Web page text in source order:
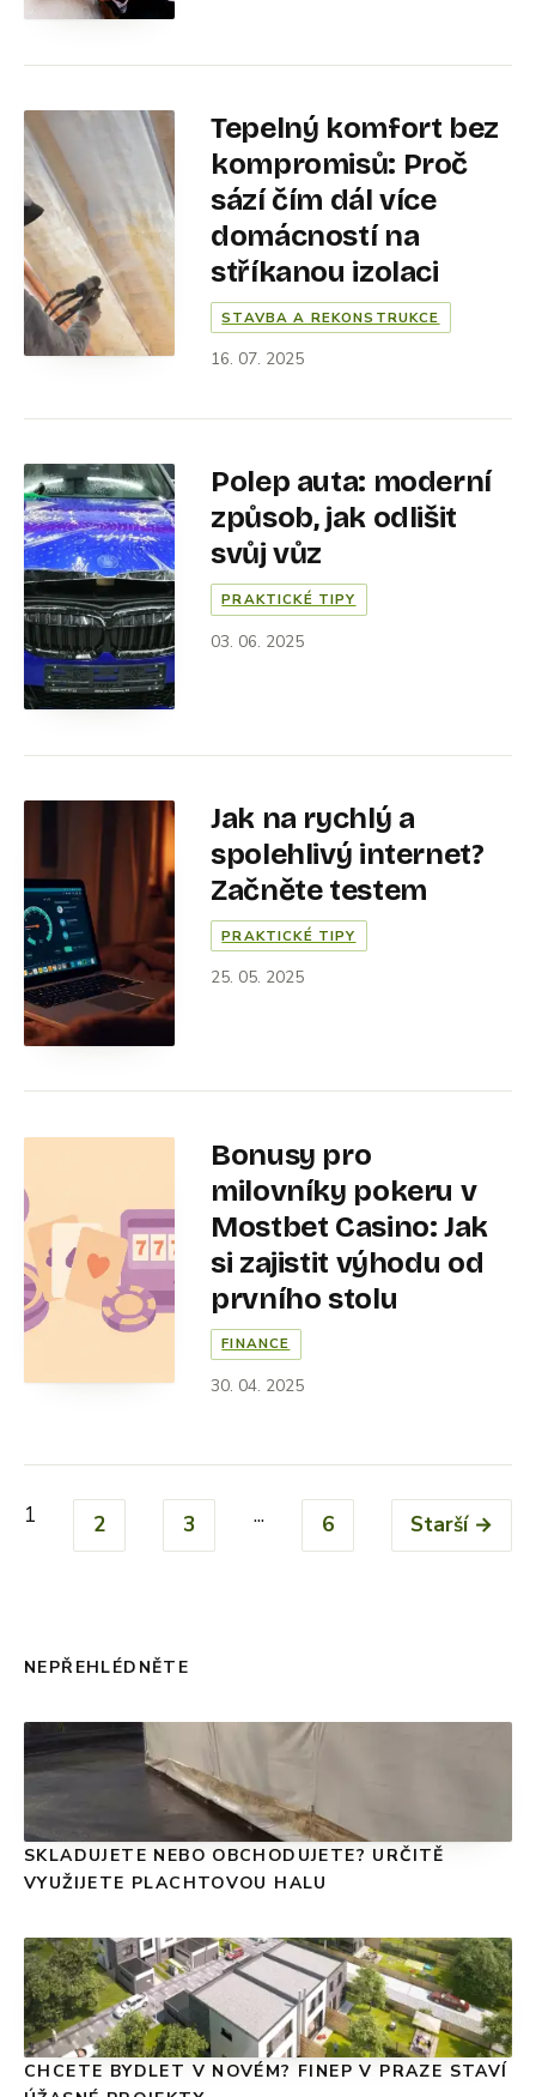
Tepelný komfort bez
kompromisů: Proč
sází čím dál více
domácností na
stříkanou izolaci
STAVBA A REKONSTRUKCE
16. 07. 2025
Polep auta: moderní
způsob, jak odlišit
svůj vůz
PRAKTICKÉ TIPY
03. 06. 2025
Jak na rychlý a
spolehlivý internet?
Začněte testem
PRAKTICKÉ TIPY
25. 05. 2025
Bonusy pro
milovníky pokeru v
Mostbet Casino: Jak
si zajistit výhodu od
prvního stolu
FINANCE
30. 04. 2025
1 2 3 ... 6 Starší →
NEPŘEHLÉDNĚTE
SKLADUJETE NEBO OBCHODUJETE? URČITĚ
VYUŽIJETE PLACHTOVOU HALU
CHCETE BYDLET V NOVÉM? FINEP V PRAZE STAVÍ